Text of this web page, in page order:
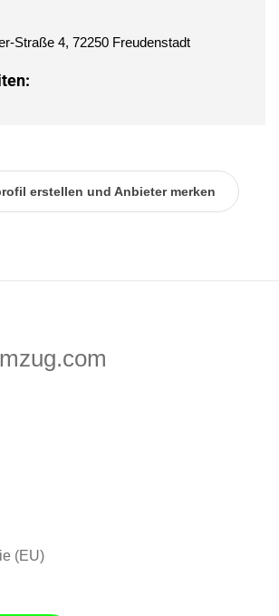
Straße 4, 72250 Freudenstadt
erstellen und Anbieter merken
(EU)